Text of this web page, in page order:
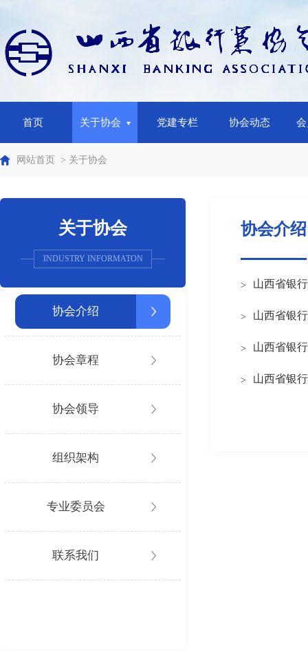
首页 关于协会 党建专栏 协会动态
网站首页 > 关于协会
关于协会
INDUSTRY INFORMATON
协会介绍
协会章程
协会领导
组织架构
专业委员会
联系我们
协会介绍
> 山西省银
> 山西省银
> 山西省银
> 山西省银